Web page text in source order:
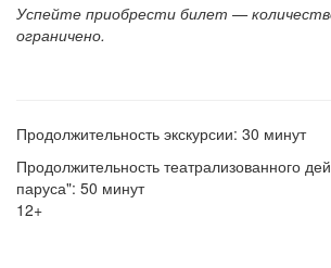
Успейте приобрести билет —
ограничено.
Продолжительность экскурсии: 30 минут
Продолжительность театрализованного
паруса": 50 минут
12+